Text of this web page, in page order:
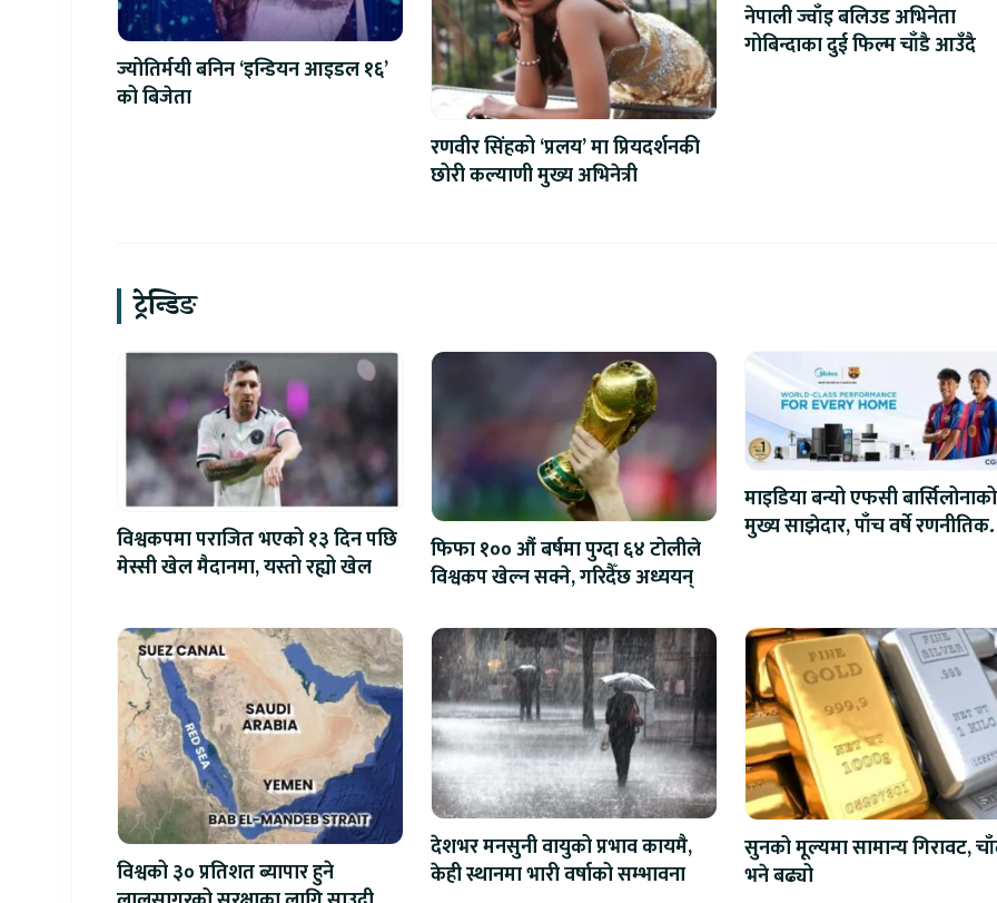
ज्योतिर्मयी बनिन ‘इन्डियन आइडल १६’
को बिजेता
रणवीर सिंहको ‘प्रलय’ मा प्रियदर्शनकी
छोरी कल्याणी मुख्य अभिनेत्री
नेपाली ज्वाँइ बलिउड अभिनेता
गोबिन्दाका दुई फिल्म चाँडै आउँदै
ट्रेन्डिङ
विश्वकपमा पराजित भएको १३ दिन पछि
मेस्सी खेल मैदानमा, यस्तो रह्यो खेल
फिफा १०० औं बर्षमा पुग्दा ६४ टोलीले
विश्वकप खेल्न सक्ने, गरिदैँछ अध्ययन्
माइडिया बन्यो एफसी बार्सिलोनाको
मुख्य साझेदार, पाँच वर्षे रणनीतिक
विश्वको ३० प्रतिशत ब्यापार हुने
देशभर मनसुनी वायुको प्रभाव कायमै,
केही स्थानमा भारी वर्षाको सम्भावना
सुनको मूल्यमा सामान्य गिरावट,
भने बढ्यो